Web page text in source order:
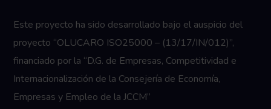
Este proyecto ha sido desarrollado bajo el auspicio del
proyecto “OLUCARO ISO25000 – (13/17/IN/012)”,
financiado por la “D.G. de Empresas, Competitividad e
Internacionalización de la Consejería de Economía,
Empresas y Empleo de la JCCM”